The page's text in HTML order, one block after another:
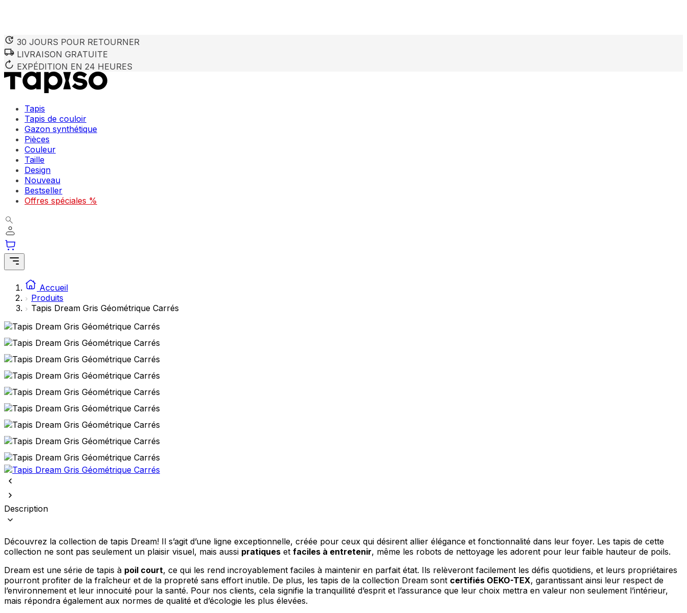
30 JOURS POUR RETOURNER
LIVRAISON GRATUITE
EXPÉDITION EN 24 HEURES
Tapis
Tapis de couloir
Gazon synthétique
Pièces
Couleur
Taille
Design
Nouveau
Bestseller
Offres spéciales %
Accueil
Produits
Tapis Dream Gris Géométrique Carrés
Description
Découvrez la collection de tapis Dream! Il s’agit d’une ligne exceptionnelle, créée pour ceux qui désirent allier élégance et fonctionnalité dans leur foyer. Les tapis de cette
collection ne sont pas seulement un plaisir visuel, mais aussi pratiques et faciles à entretenir, même les robots de nettoyage les adorent pour leur faible hauteur de poils.
Dream est une série de tapis à poil court, ce qui les rend incroyablement faciles à maintenir en parfait état. Ils relèveront facilement les défis quotidiens, et leurs propriétaires
pourront profiter de la fraîcheur et de la propreté sans effort inutile. De plus, les tapis de la collection Dream sont certifiés OEKO-TEX, garantissant ainsi leur respect de
l’environnement et leur innocuité pour la santé. Pour nos clients, cela signifie la tranquillité d’esprit et l’assurance que leur choix mettra en valeur non seulement l’intérieur,
mais répondra également aux normes de qualité et d’écologie les plus élevées.